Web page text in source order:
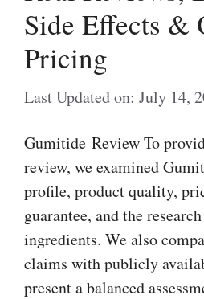
Side Effects &
Pricing
Last Updated on: July 14,
Gumitide Review To
review, we examined
profile, product quality,
guarantee, and the
ingredients. We also
claims with publicly
present a balanced